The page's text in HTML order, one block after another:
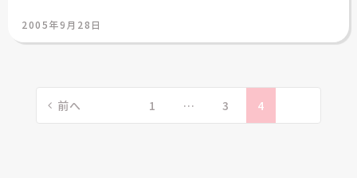
投
日:
2005年9月28日
投
稿
の
前へ 1 … 3 4